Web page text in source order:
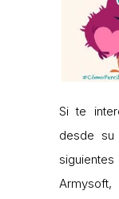
Si te
desde
Armysoft,